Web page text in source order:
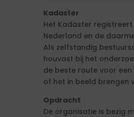
Kadaster
Het Kadaster
Nederland en de
Als zelfstandig
houvast bij het
de beste route voor
of het in beeld brengen
Opdracht
De organisatie is bezig